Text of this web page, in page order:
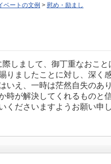
ベートの文例 > 慰め・励まし
しまして、御丁重なおこ
りましたことに対し、深く
え、一時は茫然自失のあ
時が解決してくれるもの
くださいますようお願い申